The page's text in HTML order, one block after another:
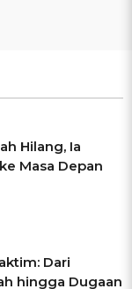
Hilang, Ia
Masa Depan
Dari
hingga Dugaan